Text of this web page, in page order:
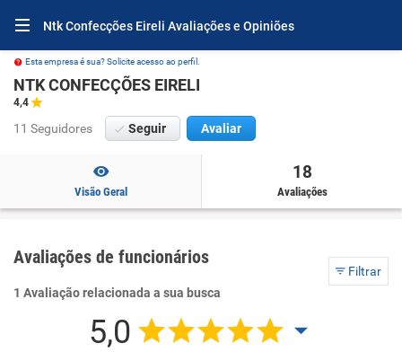
Ntk Confecções Eireli Avaliações e Opiniões
Esta empresa é sua? Solicite acesso ao perfil.
NTK CONFECÇÕES EIRELI
4,4
11 Seguidores Seguir Avaliar
Visão Geral
18
Avaliações
Avaliações de funcionários
Filtrar
1 Avaliação relacionada a sua busca
5,0